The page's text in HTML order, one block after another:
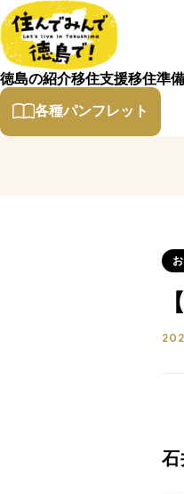
徳島の紹介移住支援移住準備
各種パンフレット
石